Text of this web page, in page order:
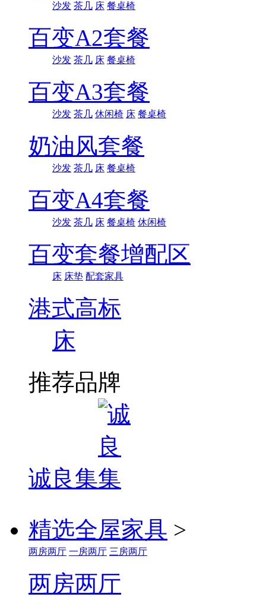
沙发 茶几 床 餐桌椅
百变A2套餐
沙发 茶几 床 餐桌椅
百变A3套餐
沙发 茶几 休闲椅 床 餐桌椅
奶油风套餐
沙发 茶几 床 餐桌椅
百变A4套餐
沙发 茶几 床 餐桌椅 休闲椅
百变套餐增配区
床 床垫 配套家具
港式高标
床
推荐品牌
诚良集
精选全屋家具 >
两房两厅 一房两厅 三房两厅
两房两厅